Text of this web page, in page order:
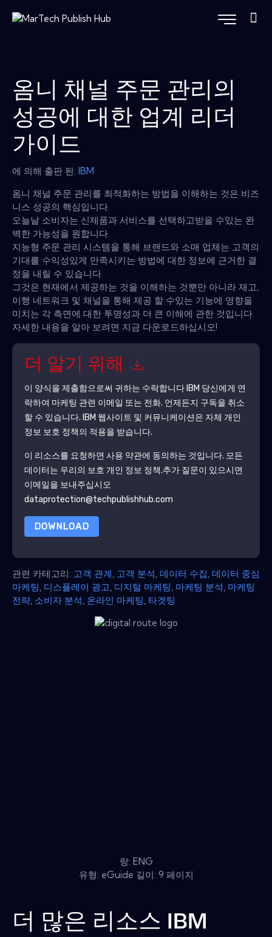
옴니 채널 주문 관리의
성공에 대한 업계 리더
가이드
에 의해 출판 된: IBM
옴니 채널 주문 관리를 최적화하는 방법을 이해하는 것은 비즈
니스 성공의 핵심입니다.
오늘날 소비자는 신제품과 서비스를 선택하고받을 수있는 완
벽한 가능성을 원합니다.
지능형 주문 관리 시스템을 통해 브랜드와 소매 업체는 고객의
기대를 수익성있게 만족시키는 방법에 대한 정보에 근거한 결
정을 내릴 수 있습니다.
그것은 현재에서 제공하는 것을 이해하는 것뿐만 아니라 재고,
이행 네트워크 및 채널을 통해 제공 할 수있는 기능에 영향을
미치는 각 측면에 대한 투명성과 더 큰 이해에 관한 것입니다.
자세한 내용을 알아 보려면 지금 다운로드하십시오!
더 알기 위해
이 양식을 제출함으로써 귀하는 수락합니다 IBM 당신에게 연
락하여 마케팅 관련 이메일 또는 전화. 언제든지 구독을 취소
할 수 있습니다. IBM 웹사이트 및 커뮤니케이션은 자체 개인
정보 보호 정책의 적용을 받습니다.
이 리소스를 요청하면 사용 약관에 동의하는 것입니다. 모든
데이터는 우리의 보호 개인 정보 정책.추가 질문이 있으시면
이메일을 보내주십시오
dataprotection@techpublishhub.com
DOWNLOAD
관련 카테고리: 고객 관계 고객 분석 데이터 수집 데이터 중심
마케팅 디스플레이 광고 디지털 마케팅 마케팅 분석 마케팅
전략 소비자 분석 온라인 마케팅 타겟팅
랑: ENG
유형: eGuide 길이: 9 페이지
더 많은 리소스 IBM